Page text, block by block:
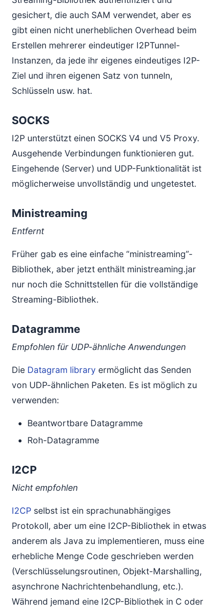
gesichert, die auch SAM verwendet, aber es
gibt einen nicht unerheblichen Overhead beim
Erstellen mehrerer eindeutiger I2PTunnel-
Instanzen, da jede ihr eigenes eindeutiges I2P-
Ziel und ihren eigenen Satz von tunneln,
Schlüsseln usw. hat.
SOCKS
I2P unterstützt einen SOCKS V4 und V5 Proxy.
Ausgehende Verbindungen funktionieren gut.
Eingehende (Server) und UDP-Funktionalität ist
möglicherweise unvollständig und ungetestet.
Ministreaming
Entfernt
Früher gab es eine einfache “ministreaming”-
Bibliothek, aber jetzt enthält ministreaming.jar
nur noch die Schnittstellen für die vollständige
Streaming-Bibliothek.
Datagramme
Empfohlen für UDP-ähnliche Anwendungen
Die Datagram library ermöglicht das Senden
von UDP-ähnlichen Paketen. Es ist möglich zu
verwenden:
Beantwortbare Datagramme
Roh-Datagramme
I2CP
Nicht empfohlen
I2CP selbst ist ein sprachunabhängiges
Protokoll, aber um eine I2CP-Bibliothek in etwas
anderem als Java zu implementieren, muss eine
erhebliche Menge Code geschrieben werden
(Verschlüsselungsroutinen, Objekt-Marshalling,
asynchrone Nachrichtenbehandlung, etc.).
Während jemand eine I2CP-Bibliothek in C oder